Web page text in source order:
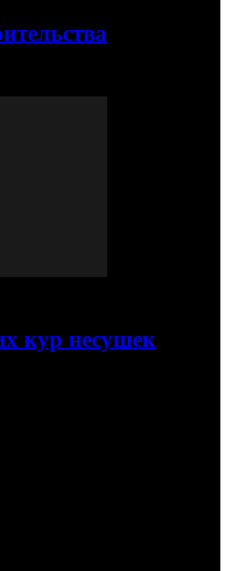
кур несушек